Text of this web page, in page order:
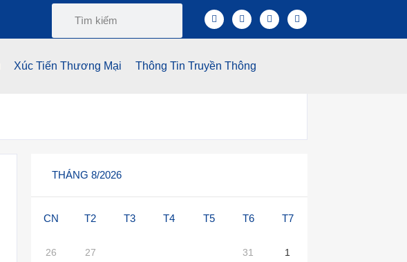
Xúc Tiến Thương Mại Thông Tin Truyền Thông
THÁNG 8/2026
CN T2 T3 T4 T5 T6 T7
26 27 31 1